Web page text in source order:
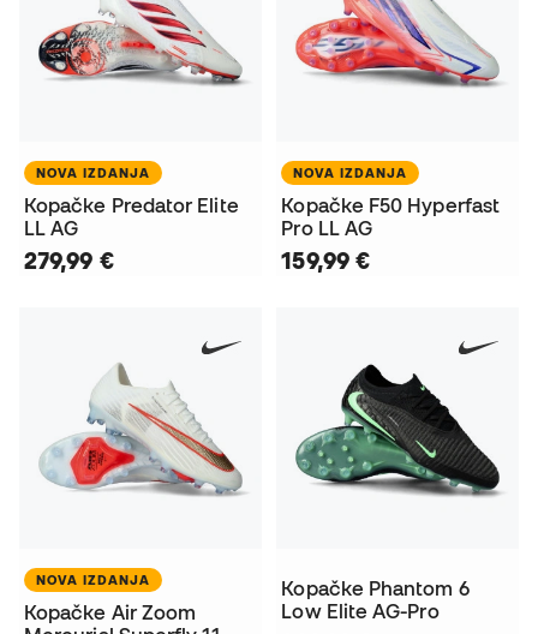
NOVA IZDANJA
Kopačke Predator Elite
LL AG
279,99 €
NOVA IZDANJA
Kopačke F50 Hyperfast
Pro LL AG
159,99 €
NOVA IZDANJA
Kopačke Air Zoom
Kopačke Phantom 6
Low Elite AG-Pro